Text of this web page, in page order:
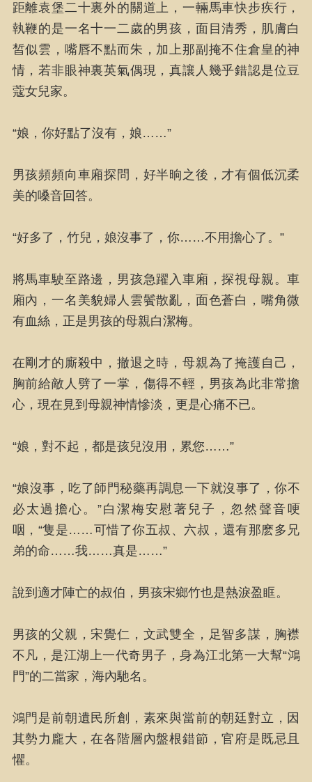
距離袁堡二十裏外的關道上，一輛馬車快步疾行，
執鞭的是一名十一二歲的男孩，面目清秀，肌膚白
皙似雲，嘴唇不點而朱，加上那副掩不住倉皇的神
情，若非眼神裏英氣偶現，真讓人幾乎錯認是位豆
蔻女兒家。
“娘，你好點了沒有，娘……”
男孩頻頻向車廂探問，好半晌之後，才有個低沉柔
美的嗓音回答。
“好多了，竹兒，娘沒事了，你……不用擔心了。”
將馬車駛至路邊，男孩急躍入車廂，探視母親。車
廂內，一名美貌婦人雲鬢散亂，面色蒼白，嘴角微
有血絲，正是男孩的母親白潔梅。
在剛才的廝殺中，撤退之時，母親為了掩護自己，
胸前給敵人劈了一掌，傷得不輕，男孩為此非常擔
心，現在見到母親神情慘淡，更是心痛不已。
“娘，對不起，都是孩兒沒用，累您……”
“娘沒事，吃了師門秘藥再調息一下就沒事了，你不
必太過擔心。”白潔梅安慰著兒子，忽然聲音哽
咽，“隻是……可惜了你五叔、六叔，還有那麽多兄
弟的命……我……真是……”
說到適才陣亡的叔伯，男孩宋鄉竹也是熱淚盈眶。
男孩的父親，宋覺仁，文武雙全，足智多謀，胸襟
不凡，是江湖上一代奇男子，身為江北第一大幫“鴻
門”的二當家，海內馳名。
鴻門是前朝遺民所創，素來與當前的朝廷對立，因
其勢力龐大，在各階層內盤根錯節，官府是既忌且
懼。